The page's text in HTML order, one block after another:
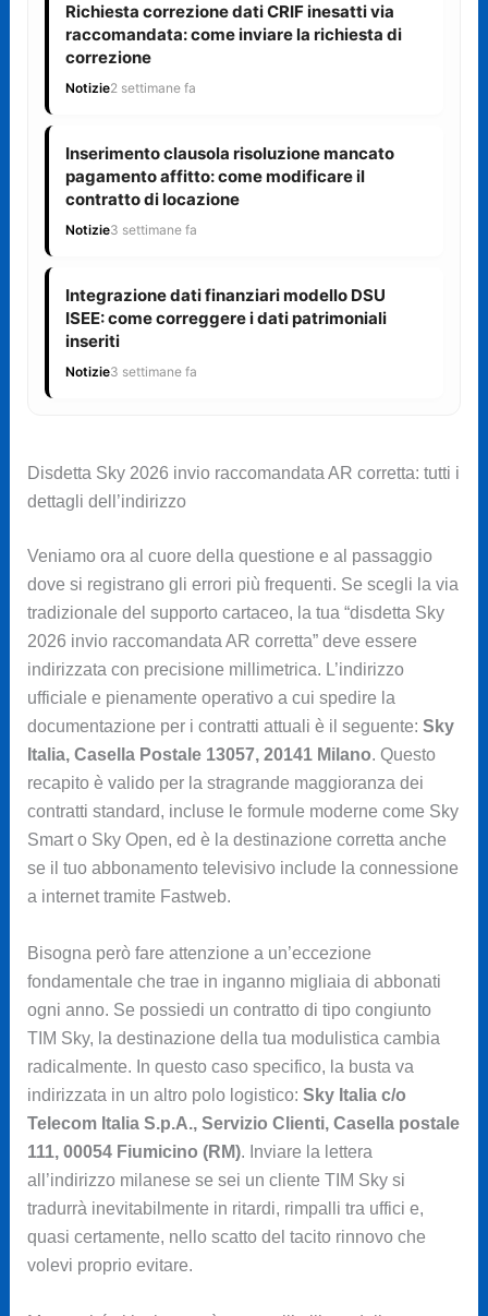
Richiesta correzione dati CRIF inesatti via
raccomandata: come inviare la richiesta di
correzione
Notizie2 settimane fa
Inserimento clausola risoluzione mancato
pagamento affitto: come modificare il
contratto di locazione
Notizie3 settimane fa
Integrazione dati finanziari modello DSU
ISEE: come correggere i dati patrimoniali
inseriti
Notizie3 settimane fa
Disdetta Sky 2026 invio raccomandata AR corretta: tutti i
dettagli dell’indirizzo
Veniamo ora al cuore della questione e al passaggio
dove si registrano gli errori più frequenti. Se scegli la via
tradizionale del supporto cartaceo, la tua “disdetta Sky
2026 invio raccomandata AR corretta” deve essere
indirizzata con precisione millimetrica. L’indirizzo
ufficiale e pienamente operativo a cui spedire la
documentazione per i contratti attuali è il seguente: Sky
Italia, Casella Postale 13057, 20141 Milano. Questo
recapito è valido per la stragrande maggioranza dei
contratti standard, incluse le formule moderne come Sky
Smart o Sky Open, ed è la destinazione corretta anche
se il tuo abbonamento televisivo include la connessione
a internet tramite Fastweb.
Bisogna però fare attenzione a un’eccezione
fondamentale che trae in inganno migliaia di abbonati
ogni anno. Se possiedi un contratto di tipo congiunto
TIM Sky, la destinazione della tua modulistica cambia
radicalmente. In questo caso specifico, la busta va
indirizzata in un altro polo logistico: Sky Italia c/o
Telecom Italia S.p.A., Servizio Clienti, Casella postale
111, 00054 Fiumicino (RM). Inviare la lettera
all’indirizzo milanese se sei un cliente TIM Sky si
tradurrà inevitabilmente in ritardi, rimpalli tra uffici e,
quasi certamente, nello scatto del tacito rinnovo che
volevi proprio evitare.